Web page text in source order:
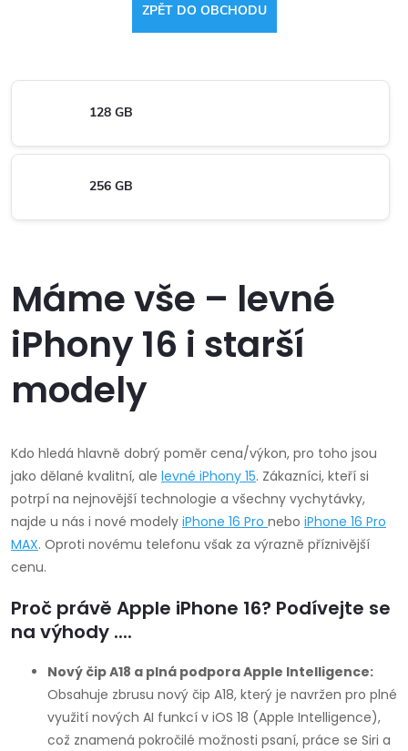
ZPĚT DO OBCHODU
128 GB
256 GB
Máme vše – levné
iPhony 16 i starší
modely
Kdo hledá hlavně dobrý poměr cena/výkon, pro toho jsou
jako dělané kvalitní, ale levné iPhony 15. Zákazníci, kteří si
potrpí na nejnovější technologie a všechny vychytávky,
najde u nás i nové modely iPhone 16 Pro nebo iPhone 16 Pro
MAX. Oproti novému telefonu však za výrazně příznivější
cenu.
Proč právě Apple iPhone 16? Podívejte se
na výhody ....
Nový čip A18 a plná podpora Apple Intelligence:
Obsahuje zbrusu nový čip A18, který je navržen pro plné
využití nových AI funkcí v iOS 18 (Apple Intelligence),
což znamená pokročilé možnosti psaní, práce se Siri a